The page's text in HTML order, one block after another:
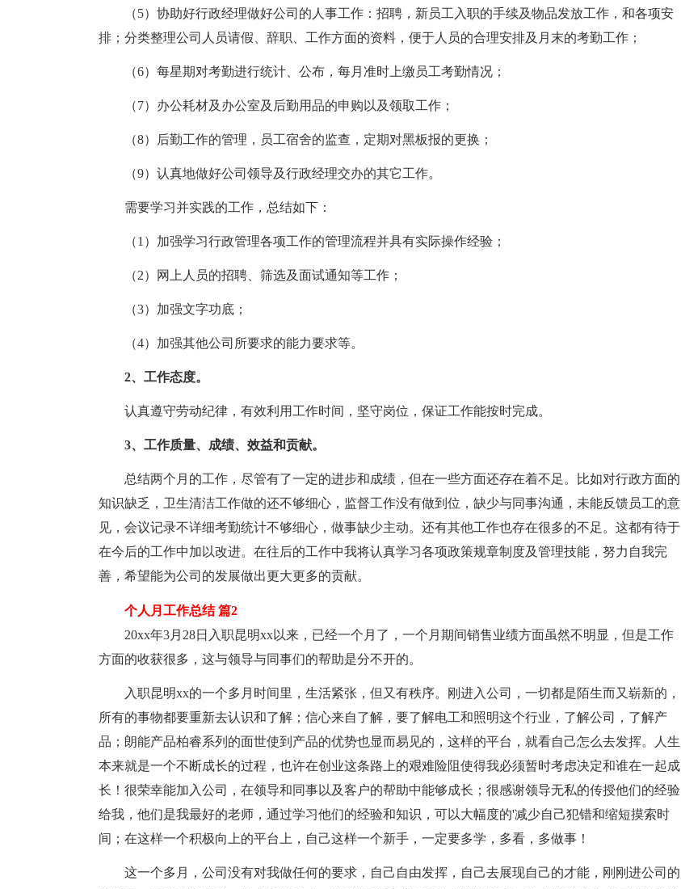
（5）协助好行政经理做好公司的人事工作：招聘，新员工入职的手续及物品发放工作，和各项安
排；分类整理公司人员请假、辞职、工作方面的资料，便于人员的合理安排及月末的考勤工作；
（6）每星期对考勤进行统计、公布，每月准时上缴员工考勤情况；
（7）办公耗材及办公室及后勤用品的申购以及领取工作；
（8）后勤工作的管理，员工宿舍的监查，定期对黑板报的更换；
（9）认真地做好公司领导及行政经理交办的其它工作。
需要学习并实践的工作，总结如下：
（1）加强学习行政管理各项工作的管理流程并具有实际操作经验；
（2）网上人员的招聘、筛选及面试通知等工作；
（3）加强文字功底；
（4）加强其他公司所要求的能力要求等。
2、工作态度。
认真遵守劳动纪律，有效利用工作时间，坚守岗位，保证工作能按时完成。
3、工作质量、成绩、效益和贡献。
总结两个月的工作，尽管有了一定的进步和成绩，但在一些方面还存在着不足。比如对行政方面的
知识缺乏，卫生清洁工作做的还不够细心，监督工作没有做到位，缺少与同事沟通，未能反馈员工的意
见，会议记录不详细考勤统计不够细心，做事缺少主动。还有其他工作也存在很多的不足。这都有待于
在今后的工作中加以改进。在往后的工作中我将认真学习各项政策规章制度及管理技能，努力自我完
善，希望能为公司的发展做出更大更多的贡献。
个人月工作总结 篇2
20xx年3月28日入职昆明xx以来，已经一个月了，一个月期间销售业绩方面虽然不明显，但是工作
方面的收获很多，这与领导与同事们的帮助是分不开的。
入职昆明xx的一个多月时间里，生活紧张，但又有秩序。刚进入公司，一切都是陌生而又崭新的，
所有的事物都要重新去认识和了解；信心来自了解，要了解电工和照明这个行业，了解公司，了解产
品；朗能产品柏睿系列的面世使到产品的优势也显而易见的，这样的平台，就看自己怎么去发挥。人生
本来就是一个不断成长的过程，也许在创业这条路上的艰难险阻使得我必须暂时考虑决定和谁在一起成
长！很荣幸能加入公司，在领导和同事以及客户的帮助中能够成长；很感谢领导无私的传授他们的经验
给我，他们是我最好的老师，通过学习他们的经验和知识，可以大幅度的'减少自己犯错和缩短摸索时
间；在这样一个积极向上的平台上，自己这样一个新手，一定要多学，多看，多做事！
这一个多月，公司没有对我做任何的要求，自己自由发挥，自己去展现自己的才能，刚刚进公司的